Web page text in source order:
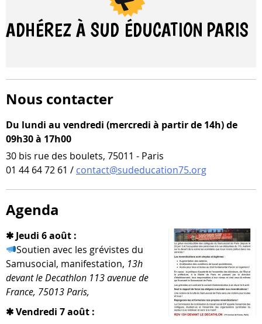
ADHÉREZ À SUD ÉDUCATION PARIS
Nous contacter
Du lundi au vendredi (mercredi à partir de 14h) de
09h30 à 17h00
30 bis rue des boulets, 75011 - Paris
01 44 64 72 61 / contact@sudeducation75.org
Agenda
✱ Jeudi 6 août :
Soutien avec les gré­vistes du
Samusocial, mani­fes­ta­tion, 13h
devant le Decathlon 113 ave­nue de
France, 75013 Paris,
✱ Vendredi 7 août :